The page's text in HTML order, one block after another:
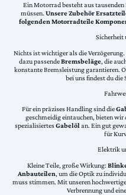
Ein Motorrad besteht aus
müssen. Unsere Zubehör
folgenden Motorradteile
Sicherheit
Nichts ist wichtiger als die
dazu passendeBremsbeläge, die
konstante Bremsleistung garantieren.
bei uns findest du die
Für ein präzises Handling sind die
geschmeidig eintauchen, bieten wir
spezialisiertesGabelölan. Ein gut
für
Elektrik
Kleine Teile, große Wirkung:
Anbauteilen, um die Optik zu
muss stimmen. Mit unseren
Verbrennung und